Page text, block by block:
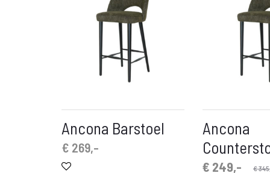
Ancona Barstoel
€ 269,-
Ancona
€
Oorspronkelijke
€ 249,-
Huidige